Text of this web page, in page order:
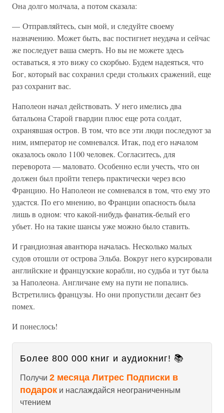
Она долго молчала, а потом сказала:
— Отправляйтесь, сын мой, и следуйте своему
назначению. Может быть, вас постигнет неудача и сейчас
же последует ваша смерть. Но вы не можете здесь
оставаться, я это вижу со скорбью. Будем надеяться, что
Бог, который вас сохранил среди стольких сражений, еще
раз сохранит вас.
Наполеон начал действовать. У него имелись два
батальона Старой гвардии плюс еще рота солдат,
охранявшая остров. В том, что все эти люди последуют за
ним, император не сомневался. Итак, под его началом
оказалось около 1100 человек. Согласитесь, для
переворота — маловато. Особенно если учесть, что он
должен был пройти теперь практически через всю
Францию. Но Наполеон не сомневался в том, что ему это
удастся. По его мнению, во Франции опасность была
лишь в одном: что какой-нибудь фанатик-белый его
убьет. Но на такие шансы уже можно было ставить.
И грандиозная авантюра началась. Несколько малых
судов отошли от острова Эльба. Вокруг него курсировали
английские и французские корабли, но судьба и тут была
за Наполеона. Англичане ему на пути не попались.
Встретились французы. Но они пропустили десант без
помех.
И понеслось!
Более 800 000 книг и аудиокниг! 📚
Получи 2 месяца Литрес Подписки в
подарок и наслаждайся неограниченным
чтением